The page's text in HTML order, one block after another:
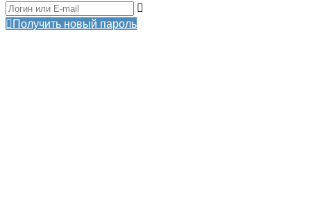
Получить новый пароль